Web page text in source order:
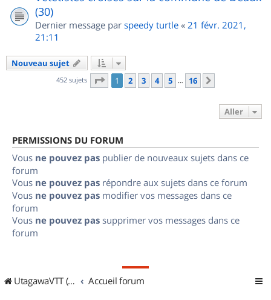
(30)
Dernier message par speedy turtle « 21 févr. 2021,
21:11
Nouveau sujet
452 sujets Page 1sur
1 2 3 4 5 … 16
Aller
PERMISSIONS DU FORUM
Vous ne pouvez pas publier de nouveaux sujets dans ce
forum
Vous ne pouvez pas répondre aux sujets dans ce forum
Vous ne pouvez pas modifier vos messages dans ce
forum
Vous ne pouvez pas supprimer vos messages dans ce
forum
UtagawaVTT (Randos VTT et VTTAE avec traces GPS) Accueil forum